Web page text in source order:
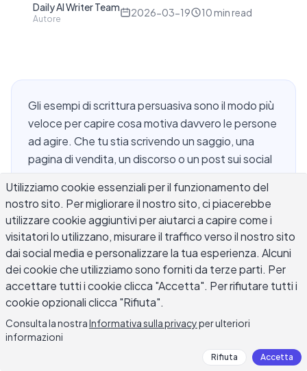
Daily AI Writer Team
Autore
2026-03-19 10 min read
Gli esempi di scrittura persuasiva sono il modo più
veloce per capire cosa motiva davvero le persone
ad agire. Che tu stia scrivendo un saggio, una
pagina di vendita, un discorso o un post sui social
reale è superiore a qualsiasi teoria astratta. I
migliori scrittori persuasivi non si basano su trucchi
– costruiscono argomenti autentici che parlano
simultaneamente di logica, credibilità ed
emozione. In questa guida troverai esempi
concreti di scrittura persuasiva in diversi formati e
per diversi pubblici, oltre alle tecniche dietro
ciascuno in modo che tu possa applicarle
direttamente al tuo lavoro.
Utilizziamo cookie essenziali per il funzionamento del
nostro sito. Per migliorare il nostro sito, ci piacerebbe
utilizzare cookie aggiuntivi per aiutarci a capire come i
visitatori lo utilizzano, misurare il traffico verso il nostro sito
dai social media e personalizzare la tua esperienza. Alcuni
dei cookie che utilizziamo sono forniti da terze parti. Per
accettare tutti i cookie clicca "Accetta". Per rifiutare tutti i
cookie opzionali clicca "Rifiuta".
Consulta la nostraInformativa sulla privacyper ulteriori
informazioni
Rifiuta Accetta